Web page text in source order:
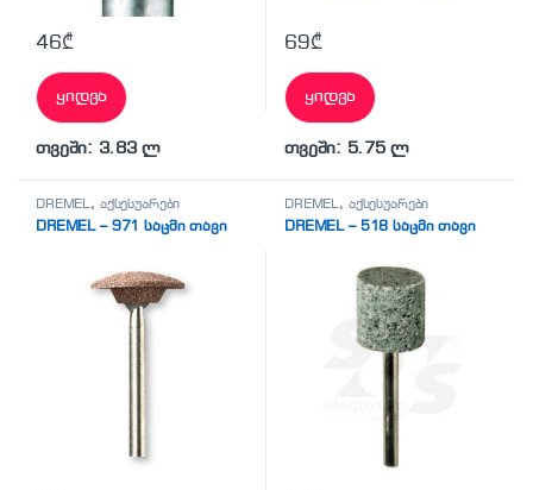
46₾
ყიდვა
თვეში: 3.83 ლ
69₾
ყიდვა
თვეში: 5.75 ლ
DREMEL, აქსესუარები
DREMEL – 971 საცმი თავი
DREMEL, აქსესუარები
DREMEL – 518 საცმი თავი